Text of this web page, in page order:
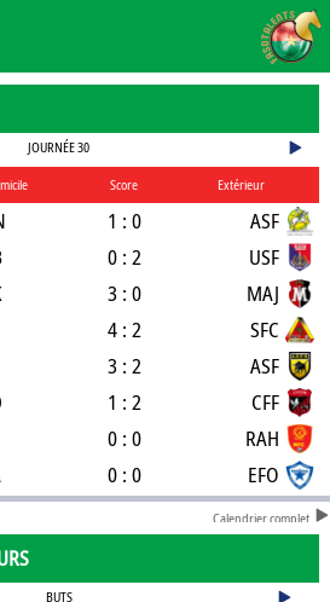
JOURNÉE 30
Score
Extérieur
1 : 0 ASF
0 : 2 USF
3 : 0 MAJ
4 : 2 SFC
3 : 2 ASF
1 : 2 CFF
0 : 0 RAH
0 : 0 EFO
Calendrier complet
BUTS